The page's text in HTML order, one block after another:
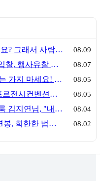
이벤트업계가 폐쇄적이라고요? 그래서 사람이 안 옵니다 08.09
[행사입찰]8월 첫째 주 행사입찰, 행사유찰 결과 08.07
행사기획자 취업, 이런 회사는 가지 마세요! 신입이 꼭 알아야 할 5가지 기준[이벤트산업 팩트체크#3] 08.05
부산컨벤션산업협회, 싱가포르전시컨벤션협회(SACEOS)와 업무협약 체결… 아시아 마이스 협력 확대 08.05
행사기획자 새내기 | 상상이룸 김지연님, "내 맘대로, 내 뜻대로 행사를 만든다 08.04
[팩트체크#02] 행사기획자 연봉, 희한한 법칙~ '첨에는 비실, 3년만 지나면 튼실' 08.02